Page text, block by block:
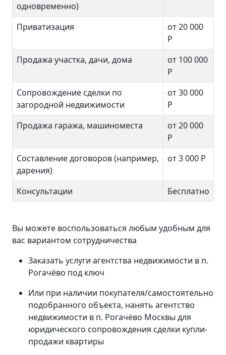
одновременно)
Приватизация
от 20 000
Р
Продажа участка, дачи, дома
от 100 000
Р
Сопровождение сделки по
загородной недвижимости
от 30 000
Р
Продажа гаража, машиноместа
от 20 000
Р
Составление договоров (например,
дарения)
от 3 000 Р
Консультации Бесплатно
Вы можете воспользоваться любым удобным для
вас вариантом сотрудничества
Заказать услуги агентства недвижимости в п.
Рогачёво под ключ
Или при наличии покупателя/самостоятельно
подобранного объекта, нанять агентство
недвижимости в п. Рогачёво Москвы для
юридического сопровождения сделки купли-
продажи квартиры